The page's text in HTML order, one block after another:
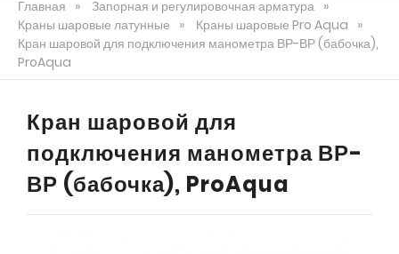
Главная » Запорная и регулировочная арматура »
Краны шаровые латунные » Краны шаровые Pro Aqua »
Кран шаровой для подключения манометра ВР-ВР (бабочка),
ProAqua
Кран шаровой для
подключения манометра ВР-
ВР (бабочка), ProAqua